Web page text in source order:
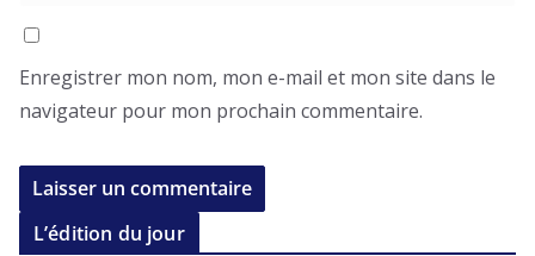
Enregistrer mon nom, mon e-mail et mon site dans le
navigateur pour mon prochain commentaire.
L’édition du jour